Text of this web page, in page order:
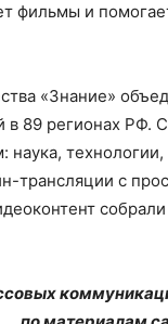
фильмы и
«Знание»
89 регионах РФ.
технологии,
трансляции с